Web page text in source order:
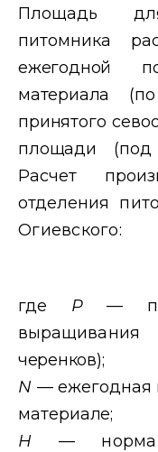
Площадь
питомника
ежегодной
материала
принятого
площади
Расчет
отделения
Огиевского:
где Р—
черенков);
N — ежегодная
материале;
Н — норма